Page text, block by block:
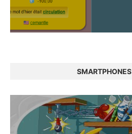
SMARTPHONES